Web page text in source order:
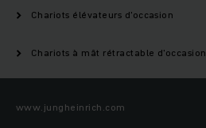
Chariots élévateurs d'occasion
Chariots à mât rétractable d'occasion
www.jungheinrich.com